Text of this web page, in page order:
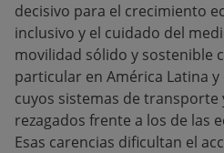
decisivo para el crecimiento
inclusivo y el cuidado del
movilidad sólido y sostenible
particular en América Latina y
cuyos sistemas de
rezagados frente a los de las
Esas carencias dificultan el